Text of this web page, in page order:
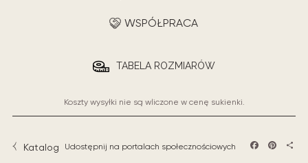
WSPÓŁPRACA
TABELA ROZMIARÓW
Koszty wysyłki nie są wliczone w cenę sukienki.
Katalog Udostępnij na portalach społecznościowych